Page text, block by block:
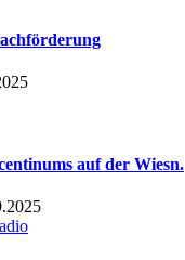
auf der Wiesn.